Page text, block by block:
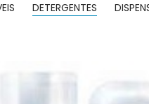
DETERGENTES